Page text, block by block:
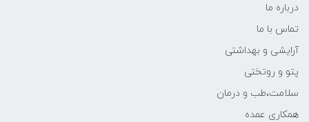
درباره ما
تماس با ما
آرایشی و بهداشتی
پتو و روتختی
سلامت،طب و درمان
همکاری عمده